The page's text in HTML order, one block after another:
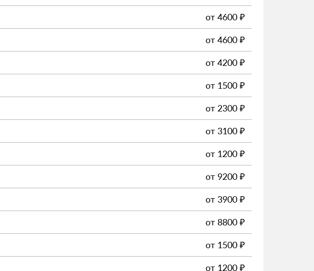
от 4600 ₽
от 4600 ₽
от 4200 ₽
от 1500 ₽
от 2300 ₽
от 3100 ₽
от 1200 ₽
от 9200 ₽
от 3900 ₽
от 8800 ₽
от 1500 ₽
от 1200 ₽